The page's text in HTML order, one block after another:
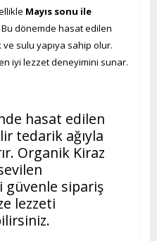
Mayıs sonu ile
Bu dönemde hasat edilen
sulu yapıya sahip olur.
iyi lezzet deneyimini sunar.
hasat edilen
tedarik ağıyla
Organik Kiraz
güvenle sipariş
lezzeti